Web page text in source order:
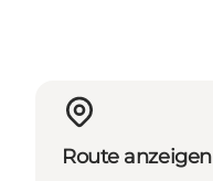
Route anzeigen